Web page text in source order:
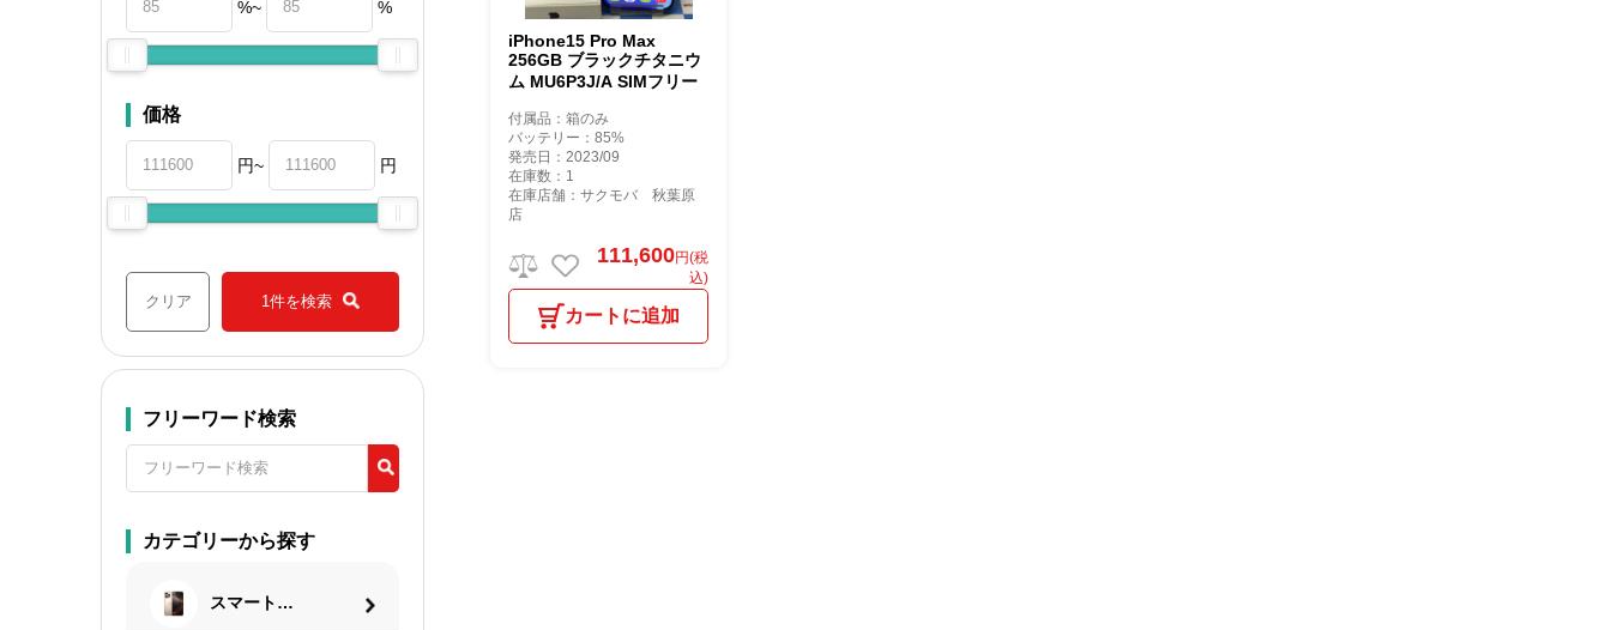
%~ %
価格
円~ 円
クリア 1件を検索
フリーワード検索
カテゴリーから探す
スマートフ
iPhone15 Pro Max
256GB ブラックチタニウ
ム MU6P3J/A SIMフリー
付属品：箱のみ
バッテリー：85%
発売日：2023/09
在庫数：1
在庫店舗：サクモバ 秋葉原
店
111,600円(税
込)
カートに追加